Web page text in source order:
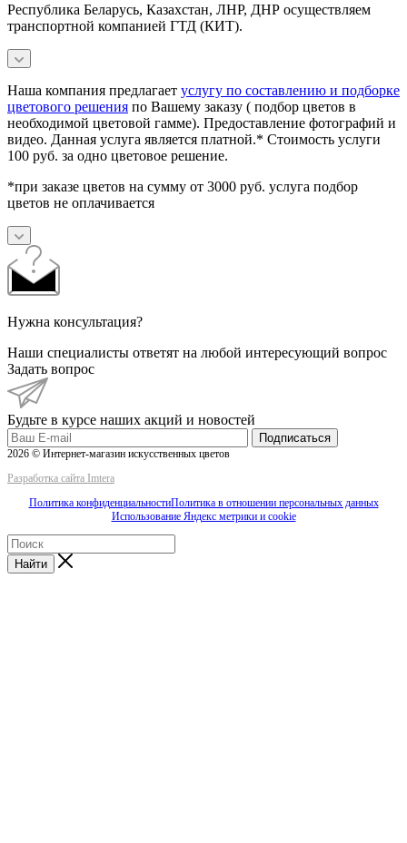
Республика Беларусь, Казахстан, ЛНР, ДНР осуществляем
транспортной компанией ГТД (КИТ).
Наша компания предлагает услугу по составлению и подборке
цветового решения по Вашему заказу ( подбор цветов в
необходимой цветовой гамме). Предоставление фотографий и
видео. Данная услуга является платной.* Стоимость услуги
100 руб. за одно цветовое решение.
*при заказе цветов на сумму от 3000 руб. услуга подбор
цветов не оплачивается
Нужна консультация?
Наши специалисты ответят на любой интересующий вопрос
Задать вопрос
Будьте в курсе наших акций и новостей
Подписаться
2026 © Интернет-магазин искусственных цветов
Разработка сайта Imtera
Политика конфиденциальностиПолитика в отношении персональных данных
Использование Яндекс метрики и cookie
Найти